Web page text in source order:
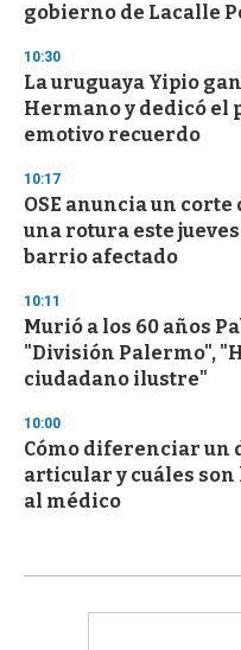
gobierno de Lacalle
10:30
La uruguaya Yipio
Hermano y dedicó el
emotivo recuerdo
10:17
OSE anuncia un
una rotura este jueves
barrio afectado
10:11
Murió a los 60 años
"División Palermo",
ciudadano ilustre"
10:00
Cómo diferenciar un
articular y cuáles
al médico